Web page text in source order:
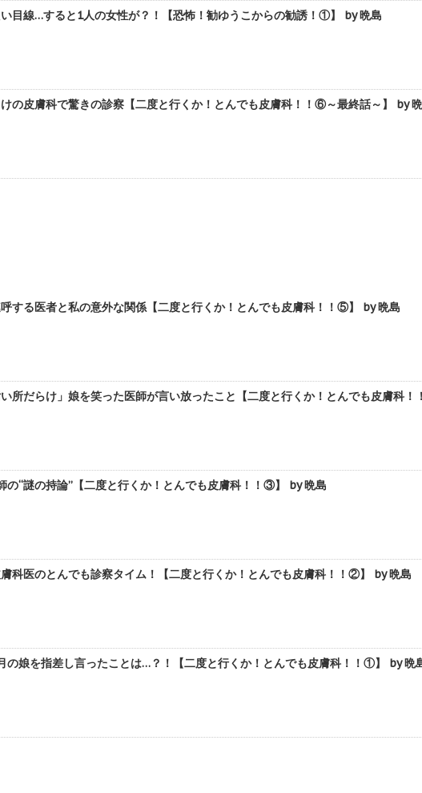
目線…すると1人の女性が？！【恐怖！勧ゆうこからの勧誘！①】 by 晩島
の皮膚科で驚きの診察【二度と行くか！とんでも皮膚科！！⑥～最終話～】 by
する医者と私の意外な関係【二度と行くか！とんでも皮膚科！！⑤】 by 晩島
所だらけ」娘を笑った医師が言い放ったこと【二度と行くか！とんでも皮膚科
の“謎の持論”【二度と行くか！とんでも皮膚科！！③】 by 晩島
科医のとんでも診察タイム！【二度と行くか！とんでも皮膚科！！②】 by 晩島
の娘を指差し言ったことは…？！【二度と行くか！とんでも皮膚科！！①】 by 晩